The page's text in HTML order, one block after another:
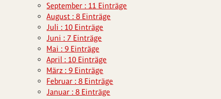
September : 11 Einträge
August : 8 Einträge
Juli : 10 Einträge
Juni : 7 Einträge
Mai : 9 Einträge
April : 10 Einträge
März : 9 Einträge
Februar : 8 Einträge
Januar : 8 Einträge